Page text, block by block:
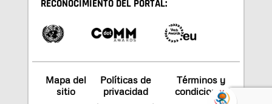
RECONOCIMIENTO DEL PORTAL:
Mapa del
sitio
Políticas de
privacidad
Términos y
condiciones